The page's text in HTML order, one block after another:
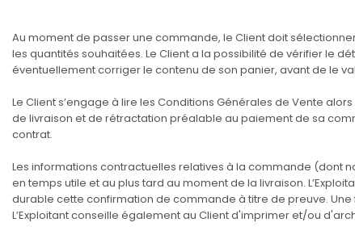
Au moment de passer une commande, le Client doit
les quantités souhaitées. Le Client a la possibilité de vérifier le
éventuellement corriger le contenu de son panier, avant de le
Le Client s’engage à lire les Conditions Générales de Vente
de livraison et de rétractation préalable au paiement de sa
contrat.
Les informations contractuelles relatives à la commande (dont
en temps utile et au plus tard au moment de la livraison.
durable cette confirmation de commande à titre de preuve.
L’Exploitant conseille également au Client d'imprimer et/ou